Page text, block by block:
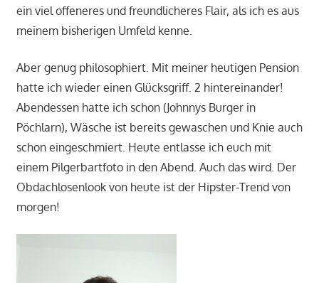
ein viel offeneres und freundlicheres Flair, als ich es aus
meinem bisherigen Umfeld kenne.
Aber genug philosophiert. Mit meiner heutigen Pension
hatte ich wieder einen Glücksgriff. 2 hintereinander!
Abendessen hatte ich schon (Johnnys Burger in
Pöchlarn), Wäsche ist bereits gewaschen und Knie auch
schon eingeschmiert. Heute entlasse ich euch mit
einem Pilgerbartfoto in den Abend. Auch das wird. Der
Obdachlosenlook von heute ist der Hipster-Trend von
morgen!